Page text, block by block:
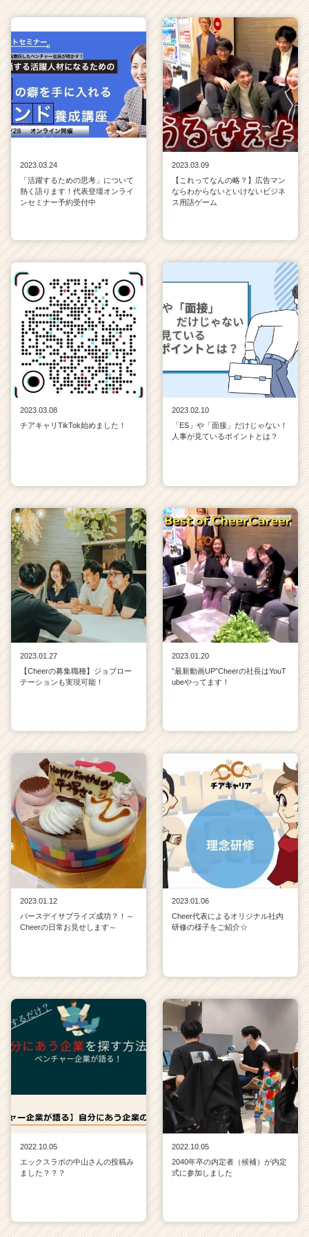
2023.03.24
「活躍するための思考」について
熱く語ります！代表登壇オンライ
ンセミナー予約受付中
2023.03.09
【これってなんの略？】広告マン
ならわからないといけないビジネ
ス用語ゲーム
2023.03.08
チアキャリTikTok始めました！
2023.02.10
「ES」や「面接」だけじゃない！
人事が見ているポイントとは？
2023.01.27
【Cheerの募集職種】ジョブロー
テーションも実現可能！
2023.01.20
”最新動画UP”Cheerの社長はYouT
ubeやってます！
2023.01.12
バースデイサプライズ成功？！～
Cheerの日常お見せします～
2023.01.06
Cheer代表によるオリジナル社内
研修の様子をご紹介☆
2022.10.05
エックスラボの中山さんの投稿み
ました？？？
2022.10.05
2040年卒の内定者（候補）が内定
式に参加しました